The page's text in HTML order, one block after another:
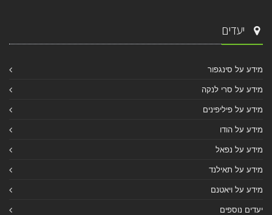
יעדים
מידע על סינגפור
מידע על סרי לנקה
מידע על פיליפינים
מידע על הודו
מידע על נפאל
מידע על תאילנד
מידע על ויאטנם
יעדים נוספים